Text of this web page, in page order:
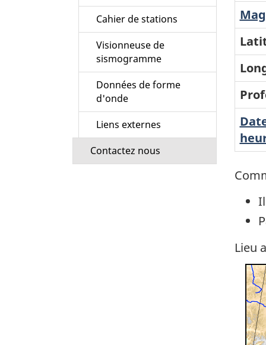
Lieu
Cahier de stations
Visionneuse de
sismogramme
Données de forme
d'onde
Liens externes
Contactez nous